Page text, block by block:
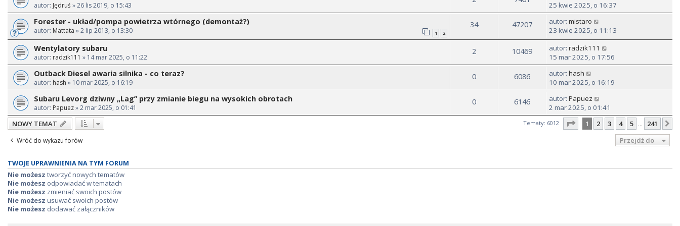
autor: Jędruś» 26 lis 2019, o 15:43
25 kwie 2025, o 16:37
Forester - układ/pompa powietrza wtórnego (demontaż?)
autor: Mattata » 2 lip 2013, o 13:30 1 2
34 47207 autor: mistaro
23 kwie 2025, o 11:13
Wentylatory subaru
autor: radzik111 » 14 mar 2025, o 11:22
2 10469 autor: radzik111
15 mar 2025, o 17:56
Outback Diesel awaria silnika - co teraz?
autor: hash » 10 mar 2025, o 16:19
0 6086 autor: hash
10 mar 2025, o 16:19
Subaru Levorg dziwny „Lag” przy zmianie biegu na wysokich obrotach
autor: Papuez» 2 mar 2025, o 01:41
0 6146 autor: Papuez
2 mar 2025, o 01:41
NOWY TEMAT
Tematy: 6012 Strona1 z241
1 2 3 4 5 241
Wróć do wykazu forów Przejdź do
TWOJE UPRAWNIENIA NA TYM FORUM
Nie możesz tworzyć nowych tematów
Nie możesz odpowiadać w tematach
Nie możesz zmieniać swoich postów
Nie możesz usuwać swoich postów
Nie możesz dodawać załączników